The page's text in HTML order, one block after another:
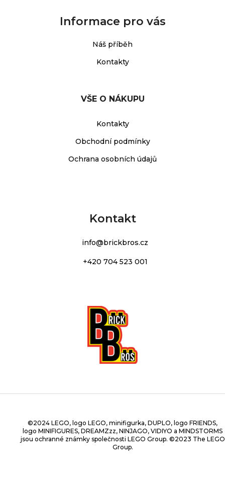
Informace pro vás
Náš příběh
Kontakty
VŠE O NÁKUPU
Kontakty
Obchodní podmínky
Ochrana osobních údajů
Kontakt
info@brickbros.cz
+420 704 523 001
©2024 LEGO, logo LEGO, minifigurka, DUPLO, logo FRIENDS,
logo MINIFIGURES, DREAMZzz, NINJAGO, VIDIYO a MINDSTORMS
jsou ochranné známky společnosti LEGO Group. ©2023 The LEGO
Group.